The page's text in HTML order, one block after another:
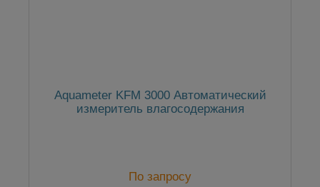
Aquameter KFM 3000 Автоматический
измеритель влагосодержания
По запросу